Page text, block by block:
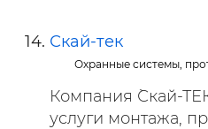
Скай-тек
Охранные системы,
Компания `Скай-
услуги монтажа,